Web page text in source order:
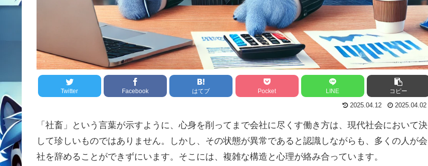
Twitter Facebook はてブ Pocket LINE コピー
2025.04.12 2025.04.02
「社畜」という言葉が示すように、心身を削ってまで会社に尽くす働き方は、現代社会において決
して珍しいものではありません。しかし、その状態が異常であると認識しながらも、多くの人が会
社を辞めることができずにいます。そこには、複雑な構造と心理が絡み合っています。